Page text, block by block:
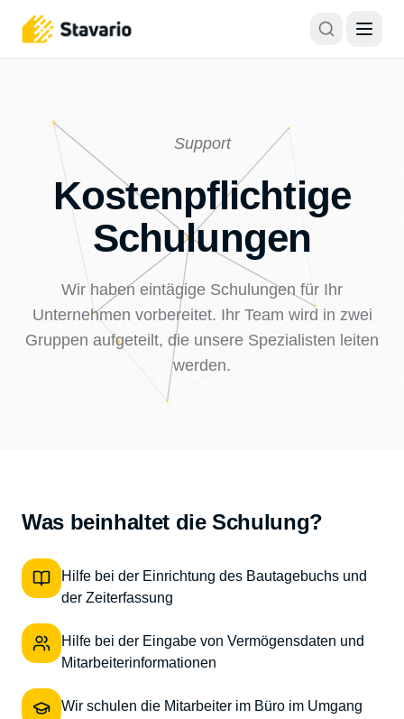
Support
Kostenpflichtige
Schulungen
Wir haben eintägige Schulungen für Ihr
Unternehmen vorbereitet. Ihr Team wird in zwei
Gruppen aufgeteilt, die unsere Spezialisten leiten
werden.
Was beinhaltet die Schulung?
Hilfe bei der Einrichtung des Bautagebuchs und
der Zeiterfassung
Hilfe bei der Eingabe von Vermögensdaten und
Mitarbeiterinformationen
Wir schulen die Mitarbeiter im Büro im Umgang